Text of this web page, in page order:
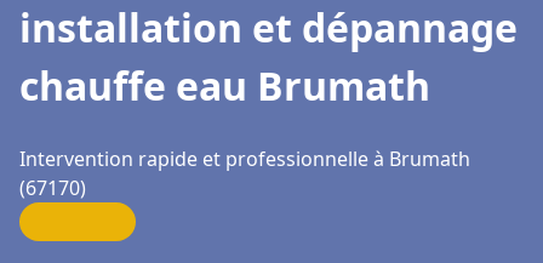
installation et dépannage
chauffe eau Brumath
Intervention rapide et professionnelle à Brumath
(67170)